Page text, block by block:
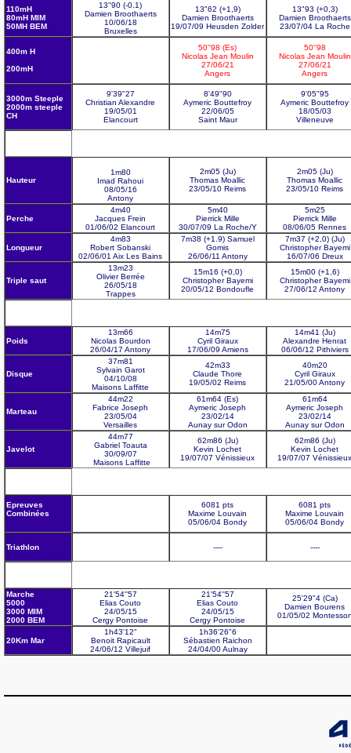
110mH
80mH MIM
50MH BEM
13''90 (-0.1)
Damien Broothaerts
10/06/18
Bruxelles
13"62 (+1,9)
Damien Broothaerts
19/07/09 Heusden Zolder
13"93 (+0,3)
Damien Broothaerts
23/07/04 La Roche
400m H
200mH
50''98 (Es)
Nicolas Jean Moulin
27/06/21
Angers
50''98
Nicolas Jean Moulin
27/06/21
Angers
3000m Steeple
2000m steeple
CH
9'39"27
Christian Alexandre
19/05/01
Elancourt
8'49"90
Aymeric Bouttefroy
22/06/05
Saint Maur
9'05"95
Aymeric Bouttefroy
18/05/03
Villeneuve
Hauteur
1m80
Imad Rahoui
08/05/16
Antony
2m05 (Ju)
Thomas Moallic
23/05/10 Reims
2m05 (Ju)
Thomas Moallic
23/05/10 Reims
Perche
4m40
Jacques Frein
01/06/02 Elancourt
5m40
Pierrick Mille
30/07/09 La Roche/Y
5m25
Pierrick Mille
08/06/05 Rennes
Longueur
4m83
Robert Sobanski
02/06/01 Aix Les Bains
7m38 (+1.9) Samuel
Gomis
26/06/11 Antony
7m37 (+2,0) (Ju)
Christopher Bayemi
16/07/06 Dreux
Triple saut
13m23
Olivier Berrée
26/05/18
Trappes
15m16 (+0,0)
Christopher Bayemi
20/05/12 Bondoufle
15m00 (+1,6)
Christopher Bayemi
27/06/12 Antony
Poids
13m66
Nicolas Bourdon
26/04/17 Antony
14m75
Cyril Giraux
17/06/09 Amiens
14m41 (Ju)
Alexandre Henrat
06/06/12 Pithiviers
Disque
37m81
Sylvain Garot
04/10/08
Maisons Laffitte
42m33
Claude Thore
19/05/02 Reims
40m20
Cyril Giraux
21/05/00 Antony
Marteau
44m22
Fabrice Joseph
23/05/04
Versailles
61m64 (Es)
Aymeric Joseph
23/02/14
Aunay sur Odon
61m64
Aymeric Joseph
23/02/14
Aunay sur Odon
Javelot
44m77
Gabriel Toauta
30/09/07
Maisons Laffitte
62m86 (Ju)
Kevin Lochet
19/07/07 Vénissieux
62m86 (Ju)
Kevin Lochet
19/07/07
Epreuves
Combinées
6081 pts
Maxime Louvain
05/06/04 Bondy
6081 pts
MaximeLouvain
05/06/04 Bondy
Triathlon ---- ----
Marche
5000
3000 MIM
2000 BEM
21'54''57
Elias Couto
24/05/15
Cergy Pontoise
21'54''57
Elias Couto
24/05/15
Cergy Pontoise
25'29"4 (Ca)
DamienBourens
01/05/02
20Km Mar
1h43'12"
Benoit Rapicault
24/06/12 Villejuif
1h36'26"6
Sébastien Raichon
24/04/00 Aulnay